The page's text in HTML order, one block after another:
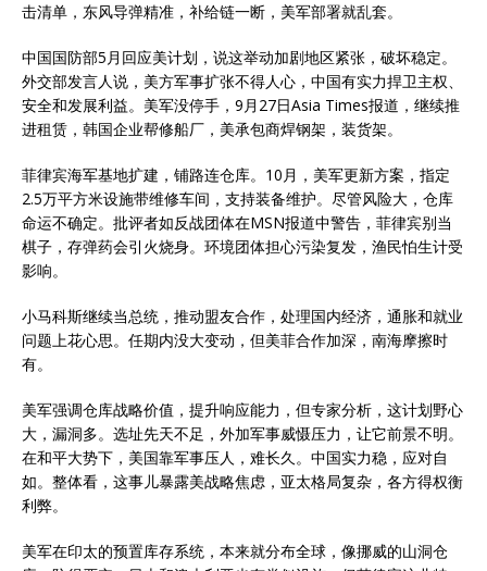
击清单，东风导弹精准，补给链一断，美军部署就乱套。
中国国防部5月回应美计划，说这举动加剧地区紧张，破坏稳定。
外交部发言人说，美方军事扩张不得人心，中国有实力捍卫主权、
安全和发展利益。美军没停手，9月27日Asia Times报道，继续推
进租赁，韩国企业帮修船厂，美承包商焊钢架，装货架。
菲律宾海军基地扩建，铺路连仓库。10月，美军更新方案，指定
2.5万平方米设施带维修车间，支持装备维护。尽管风险大，仓库
命运不确定。批评者如反战团体在MSN报道中警告，菲律宾别当
棋子，存弹药会引火烧身。环境团体担心污染复发，渔民怕生计受
影响。
小马科斯继续当总统，推动盟友合作，处理国内经济，通胀和就业
问题上花心思。任期内没大变动，但美菲合作加深，南海摩擦时
有。
美军强调仓库战略价值，提升响应能力，但专家分析，这计划野心
大，漏洞多。选址先天不足，外加军事威慑压力，让它前景不明。
在和平大势下，美国靠军事压人，难长久。中国实力稳，应对自
如。整体看，这事儿暴露美战略焦虑，亚太格局复杂，各方得权衡
利弊。
美军在印太的预置库存系统，本来就分布全球，像挪威的山洞仓